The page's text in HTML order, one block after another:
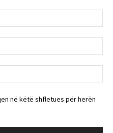
në këtë shfletues për herën